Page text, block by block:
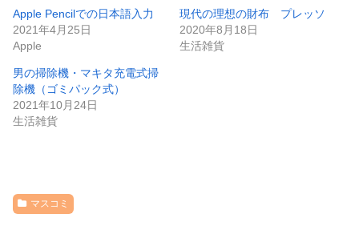
Apple Pencilでの日本語入力
2021年4月25日
Apple
現代の理想の財布 プレッソ
2020年8月18日
生活雑貨
男の掃除機・マキタ充電式掃
除機（ゴミパック式）
2021年10月24日
生活雑貨
マスコミ